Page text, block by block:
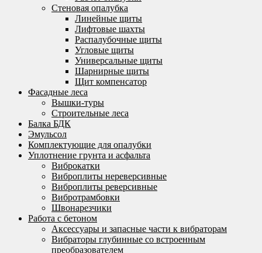
Стеновая опалубка
Линейные щиты
Лифтовые шахты
Распалубочные щиты
Угловые щиты
Универсальные щиты
Шарнирные щиты
Щит компенсатор
Фасадные леса
Вышки-туры
Строительные леса
Балка БДК
Эмульсол
Комплектующие для опалубки
Уплотнение грунта и асфальта
Виброкатки
Виброплиты нереверсивные
Виброплиты реверсивные
Вибротрамбовки
Швонарезчики
Работа с бетоном
Аксессуары и запасные части к вибраторам
Вибраторы глубинные со встроенным
преобразователем